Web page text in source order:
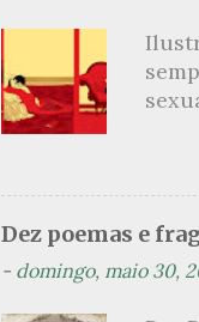
r
o
s
sido
Dez poemas e
- domingo, maio 30,